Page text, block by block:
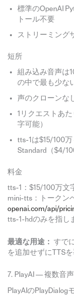
標準のOpenAI
トール不要
ストリーミング
短所
組み込み音声は
の中で最も少な
声のクローンな
1リクエストあ
字可能）
tts-1は$15/100
Standard（$4/
料金
tts-1：$15/100万文
mini-tts：トークン
openai.com/api/
tts-1-hdのみを指し
最適な用途： すで
を追加せずにTTS
7. PlayAI — 複数音
PlayAIの